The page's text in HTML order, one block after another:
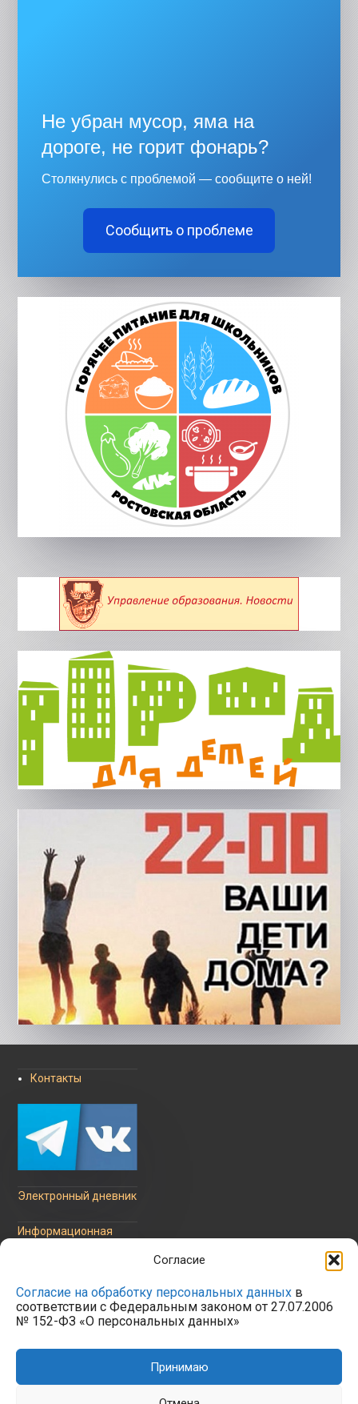
Согласие
Согласие на обработку персональных данных в
соответствии с Федеральным законом от 27.07.2006
№ 152-ФЗ «О персональных данных»
Принимаю
Не убран мусор, яма на
дороге, не горит фонарь?
Столкнулись с проблемой — сообщите о ней!
Сообщить о проблеме
Контакты
Электронный дневник
Информационная